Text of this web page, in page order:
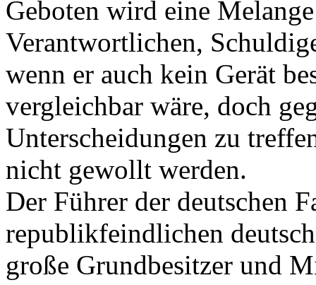
Geboten wird eine
Verantwortlichen,
wenn er auch kein Gerät
vergleichbar wäre, doch
Unterscheidungen zu
nicht gewollt werden.
Der Führer der deutschen
republikfeindlichen
große Grundbesitzer und